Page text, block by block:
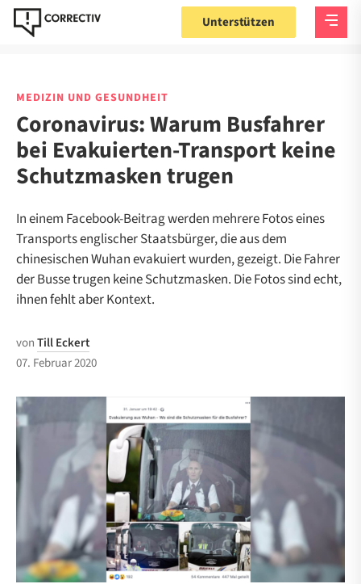
Unterstützen
MEDIZIN UND GESUNDHEIT
Coronavirus: Warum Busfahrer
bei Evakuierten-Transport keine
Schutzmasken trugen
In einem Facebook-Beitrag werden mehrere Fotos eines
Transports englischer Staatsbürger, die aus dem
chinesischen Wuhan evakuiert wurden, gezeigt. Die Fahrer
der Busse trugen keine Schutzmasken. Die Fotos sind echt,
ihnen fehlt aber Kontext.
vonTill Eckert
07. Februar 2020